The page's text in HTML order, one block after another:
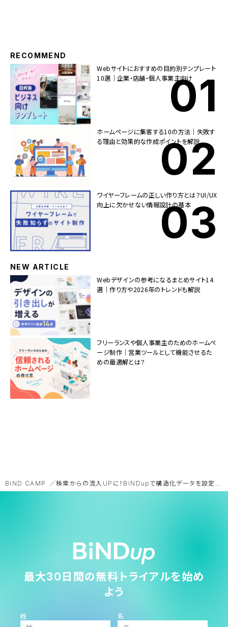
RECOMMEND
Webサイトにおすすめの目的別テンプレート
10選｜企業・店舗・個人事業主向け
ホームページに集客する10の方法｜失敗す
る理由と効果的な作成ポイントを解説
ワイヤーフレームの正しい作り方とは？UI/UX
向上に欠かせない情報設計の基本
NEW ARTICLE
Webデザインの参考になるまとめサイト14
選｜作り方や2026年のトレンドも解説
フリーランスや個人事業主のためのホームペ
ージ制作｜営業ツールとして機能させるた
めの最適解とは？
BiND CAMP 検索からの流入UPに！BiNDupで構造化データを設定する
最大30日間の無料トライアルを始め
よう
姓 名